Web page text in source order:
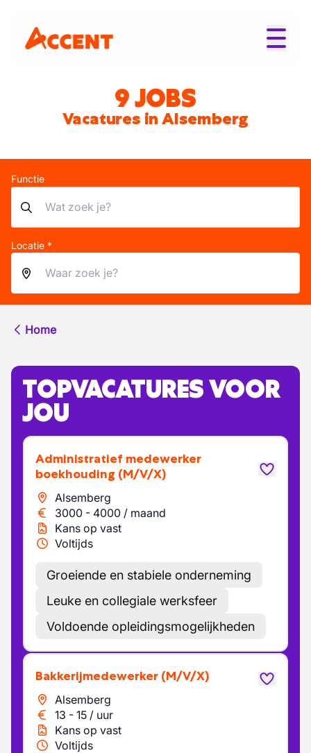
9 JOBS
Vacatures in Alsemberg
Functie
Locatie *
Home
TOPVACATURES VOOR
JOU
Administratief medewerker
boekhouding (M/V/X)
Alsemberg
3000 - 4000 / maand
Kans op vast
Voltijds
Groeiende en stabiele onderneming
Leuke en collegiale werksfeer
Voldoende opleidingsmogelijkheden
Bakkerijmedewerker (M/V/X)
Alsemberg
13 - 15 / uur
Kans op vast
Voltijds